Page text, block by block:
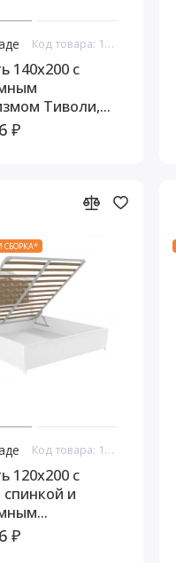
Код товара: 10878
140x200 с
Тиволи,
Серебро
₽
СБОРКА*
Код товара: 10989
120x200 с
спинкой и
Тиволи,
₽